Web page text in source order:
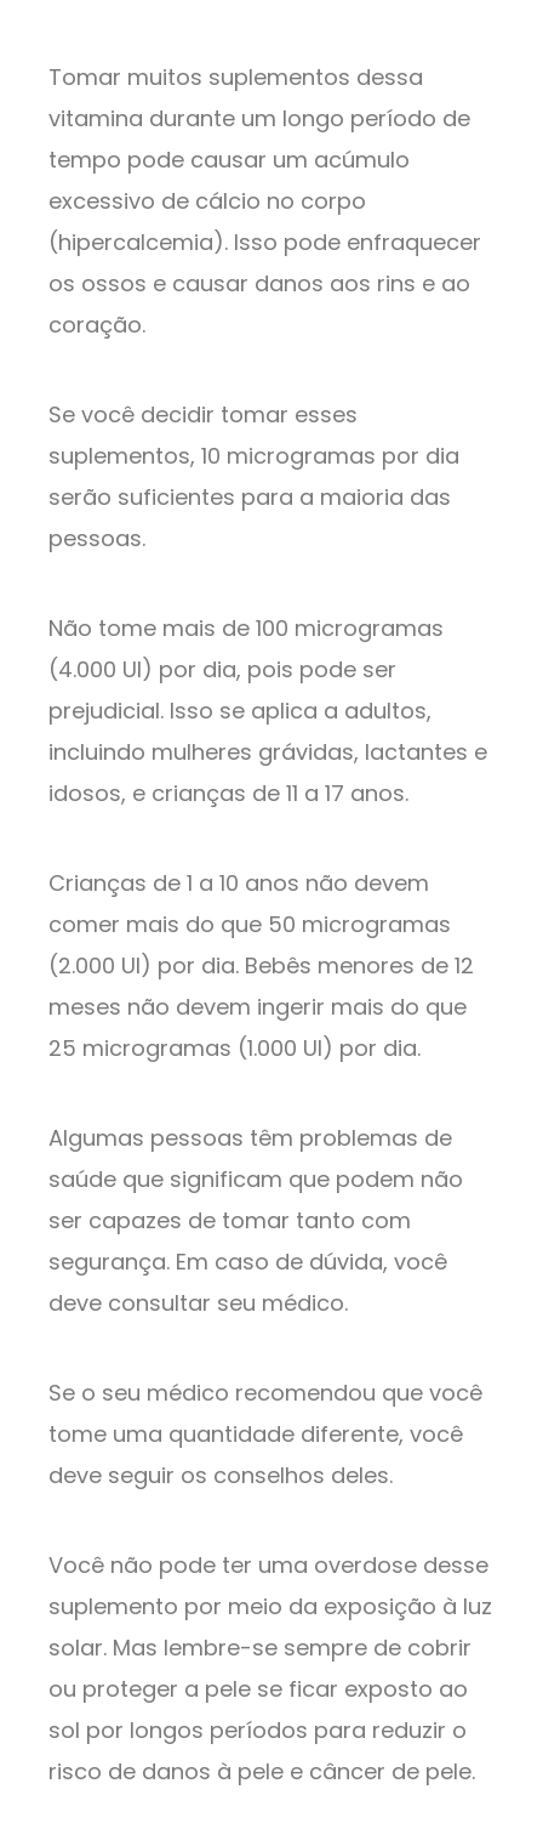
Tomar muitos suplementos dessa
vitamina durante um longo período de
tempo pode causar um acúmulo
excessivo de cálcio no corpo
(hipercalcemia). Isso pode enfraquecer
os ossos e causar danos aos rins e ao
coração.
Se você decidir tomar esses
suplementos, 10 microgramas por dia
serão suficientes para a maioria das
pessoas.
Não tome mais de 100 microgramas
(4.000 UI) por dia, pois pode ser
prejudicial. Isso se aplica a adultos,
incluindo mulheres grávidas, lactantes e
idosos, e crianças de 11 a 17 anos.
Crianças de 1 a 10 anos não devem
comer mais do que 50 microgramas
(2.000 UI) por dia. Bebês menores de 12
meses não devem ingerir mais do que
25 microgramas (1.000 UI) por dia.
Algumas pessoas têm problemas de
saúde que significam que podem não
ser capazes de tomar tanto com
segurança. Em caso de dúvida, você
deve consultar seu médico.
Se o seu médico recomendou que você
tome uma quantidade diferente, você
deve seguir os conselhos deles.
Você não pode ter uma overdose desse
suplemento por meio da exposição à luz
solar. Mas lembre-se sempre de cobrir
ou proteger a pele se ficar exposto ao
sol por longos períodos para reduzir o
risco de danos à pele e câncer de pele.